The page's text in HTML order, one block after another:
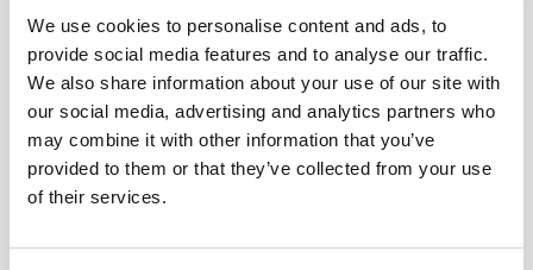
We use cookies to personalise content and ads, to
provide social media features and to analyse our traffic.
We also share information about your use of our site with
our social media, advertising and analytics partners who
may combine it with other information that you’ve
provided to them or that they’ve collected from your use
of their services.
Antal nøgler
114 - LYS LILLA
Åbn farvevælgeren
-
Samlet sum: FRA 360DKK FRA109DKK
Nulstil farvevalg Nulstil antal